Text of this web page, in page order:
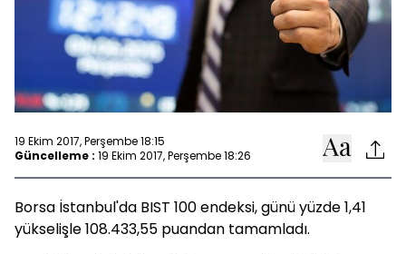
19 Ekim 2017, Perşembe 18:15
Güncelleme : 19 Ekim 2017, Perşembe 18:26
Borsa İstanbul'da BIST 100 endeksi, günü yüzde 1,41
yükselişle 108.433,55 puandan tamamladı.